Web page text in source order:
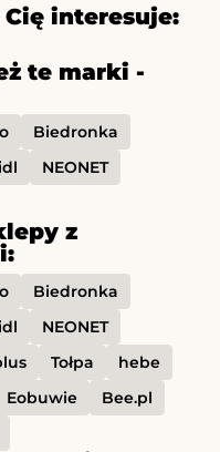
interesuje:
te marki -
Biedronka
NEONET
z
Biedronka
NEONET
Tołpa
hebe
Eobuwie
Bee.pl